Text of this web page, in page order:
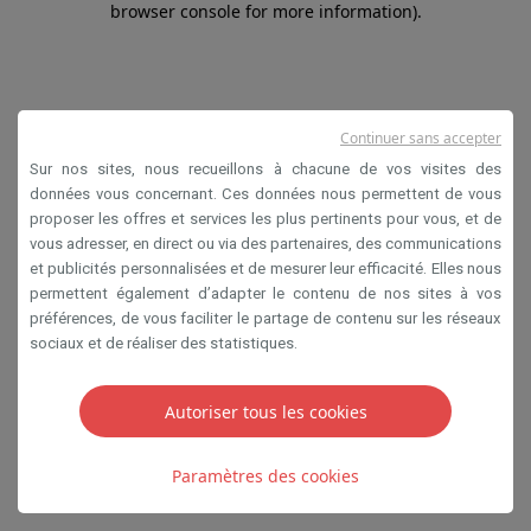
browser console for more information).
Sur nos sites, nous recueillons à chacune de vos visites des
données vous concernant. Ces données nous permettent de vous
proposer les offres et services les plus pertinents pour vous, et de
vous adresser, en direct ou via des partenaires, des communications
et publicités personnalisées et de mesurer leur efficacité. Elles nous
permettent également d’adapter le contenu de nos sites à vos
préférences, de vous faciliter le partage de contenu sur les réseaux
sociaux et de réaliser des statistiques.
Autoriser tous les cookies
Paramètres des cookies
Continuer sans accepter